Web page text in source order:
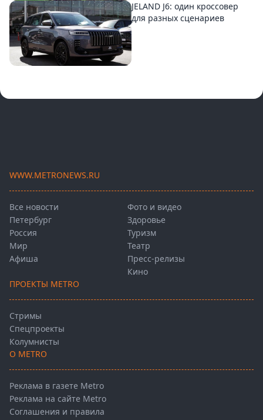
JELAND J6: один кроссовер
для разных сценариев
WWW.METRONEWS.RU
Все новости
Петербург
Россия
Мир
Афиша
Фото и видео
Здоровье
Туризм
Театр
Пресс-релизы
Кино
ПРОЕКТЫ METRO
Стримы
Спецпроекты
Колумнисты
О METRO
Реклама в газете Metro
Реклама на сайте Metro
Соглашения и правила